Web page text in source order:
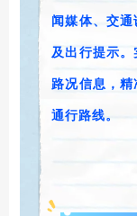
闻媒体、交
及出行提示
路况信息，
通行路线。